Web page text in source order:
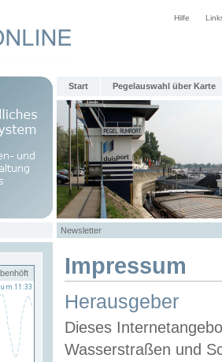
Hilfe
Start Pegelauswahl über Karte
Newsletter
Impressum
Herausgeber
Dieses
Wasserstraßen und